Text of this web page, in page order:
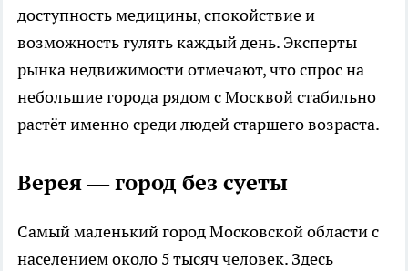
доступность медицины, спокойствие и
возможность гулять каждый день. Эксперты
рынка недвижимости отмечают, что спрос на
небольшие города рядом с Москвой стабильно
растёт именно среди людей старшего возраста.
Верея — город без суеты
Самый маленький город Московской области с
населением около 5 тысяч человек. Здесь